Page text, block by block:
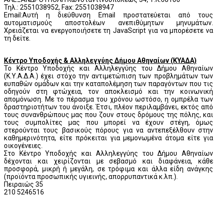
Τηλ.: 2551038952, Fax: 2551038947
Email:Αυτή η διεύθυνση Email προστατεύεται από τους
αυτοματισμούς αποστολέων ανεπιθύμητων μηνυμάτων.
Χρειάζεται να ενεργοποιήσετε τη JavaScript για να μπορέσετε να
τη δείτε.
Κέντρο Υποδοχής & Αλληλεγγύης Δήμου Αθηναίων (ΚΥΑΔΑ)
Το Κέντρο Υποδοχής και Αλληλεγγύης του Δήμου Αθηναίων
(Κ.Υ.Α.Δ.Α.) έχει στόχο την αντιμετώπιση των προβλημάτων των
ευπαθών ομάδων και την καταπολέμηση των παραγόντων που τις
οδηγούν στη φτώχεια, τον αποκλεισμό και την κοινωνική
απομόνωση. Με το πέρασμα του χρόνου ωστόσο, η ομπρέλα των
δραστηριοτήτων του άνοιξε. Έτσι, πλέον περιλαμβάνει, εκτός από
τους συνανθρώπους μας που ζουν στους δρόμους της πόλης, και
τους συμπολίτες μας που μπορεί να έχουν στέγη, όμως
στερούνται τους βασικούς πόρους για να αντεπεξέλθουν στην
καθημερινότητα, είτε πρόκειται για μεμονωμένα άτομα είτε για
οικογένειες.
Στο Κέντρο Υποδοχής και Αλληλεγγύης του Δήμου Αθηναίων
δέχονται και χειρίζονται με σεβασμό και διαφάνεια, κάθε
προσφορά, μικρή ή μεγάλη, σε τρόφιμα και άλλα είδη ανάγκης
(προϊόντα προσωπικής υγιεινής, απορρυπαντικά κ.λπ.).
Πειραιώς 35
210 5246516